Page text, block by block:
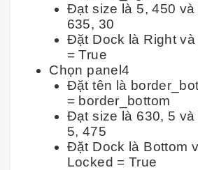
Đạt size là 5, 450 và
635, 30
Đặt Dock là Right và
= True
Chọn panel4
Đặt tên là
= border_bottom
Đạt size là 630, 5 và
5, 475
Đặt Dock là Bottom
Locked = True